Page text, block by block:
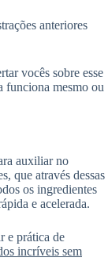
anteriores
vocês sobre esse
funciona mesmo ou
auxiliar no
que através dessas
os ingredientes
e acelerada.
e prática de
incríveis sem